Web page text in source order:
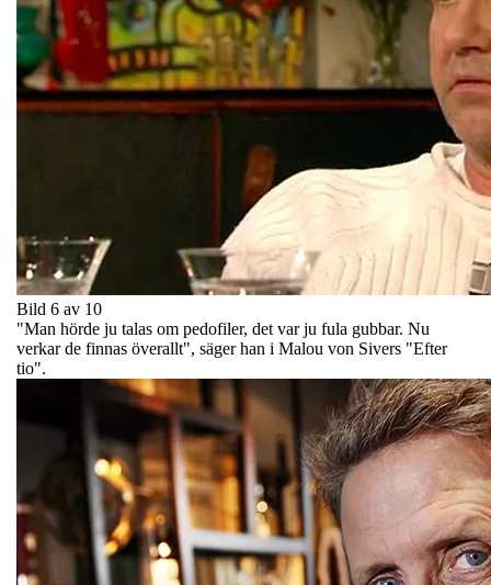
Bild 6 av 10
"Man hörde ju talas om pedofiler, det var ju fula gubbar. Nu
verkar de finnas överallt", säger han i Malou von Sivers "Efter
tio".